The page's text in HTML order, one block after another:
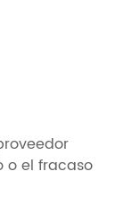
o el fracaso